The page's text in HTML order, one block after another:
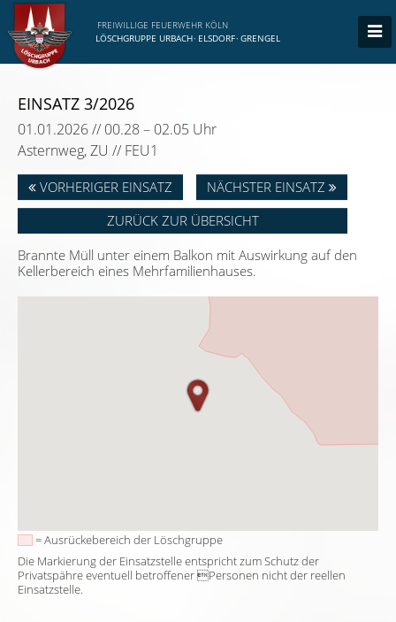
FREIWILLIGE FEUERWEHR KÖLN
LÖSCHGRUPPE URBACH· ELSDORF· GRENGEL
EINSATZ 3/2026
01.01.2026 // 00.28 – 02.05 Uhr
Asternweg, ZU // FEU1
VORHERIGER EINSATZ
NÄCHSTER EINSATZ
ZURÜCK ZUR ÜBERSICHT
Brannte Müll unter einem Balkon mit Auswirkung auf den
Kellerbereich eines Mehrfamilienhauses.
= Ausrückebereich der Löschgruppe
Die Markierung der Einsatzstelle entspricht zum Schutz der
Privatspähre eventuell betroffener Personen nicht der reellen
Einsatzstelle.